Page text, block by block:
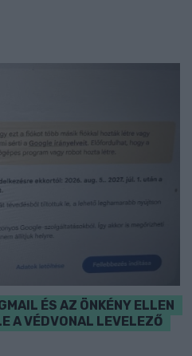
ÉS AZ ÖNKÉNY ELLEN
A VÉDVONAL LEVELEZŐ